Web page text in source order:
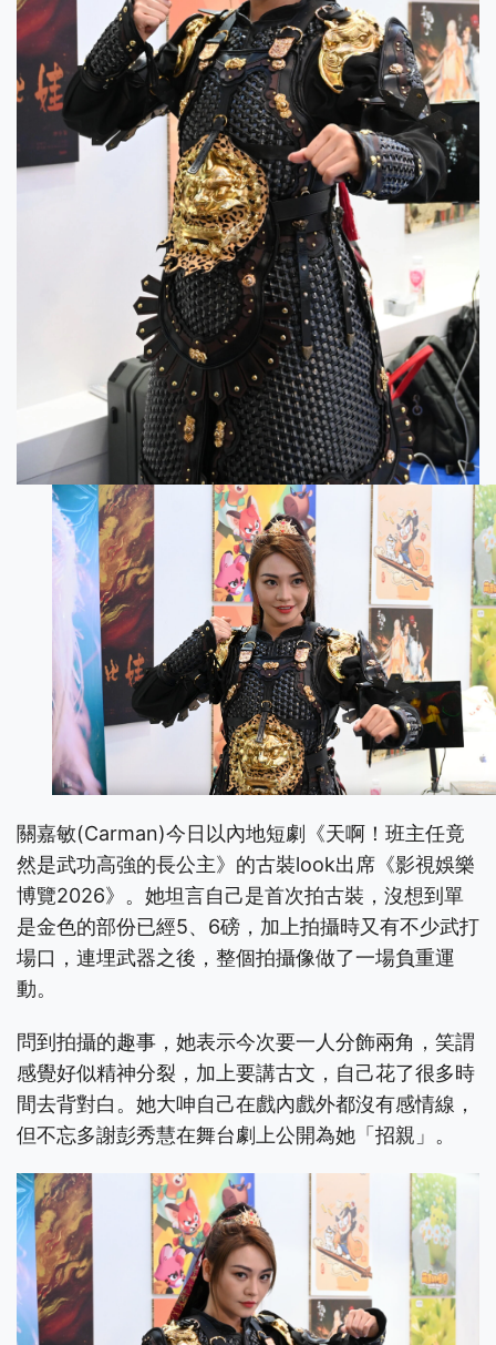
關嘉敏(Carman)今日以內地短劇《天啊！班主任竟
然是武功高強的長公主》的古裝look出席《影視娛樂
博覽2026》。她坦言自己是首次拍古裝，沒想到單
是金色的部份已經5、6磅，加上拍攝時又有不少武打
場口，連埋武器之後，整個拍攝像做了一場負重運
動。
問到拍攝的趣事，她表示今次要一人分飾兩角，笑謂
感覺好似精神分裂，加上要講古文，自己花了很多時
間去背對白。她大呻自己在戲內戲外都沒有感情線，
但不忘多謝彭秀慧在舞台劇上公開為她「招親」。